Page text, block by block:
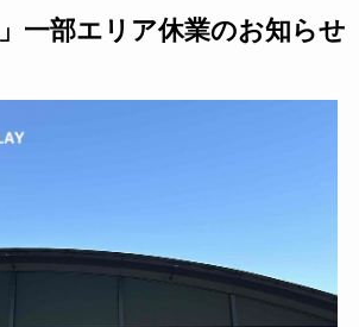
一部エリア休業のお知らせ